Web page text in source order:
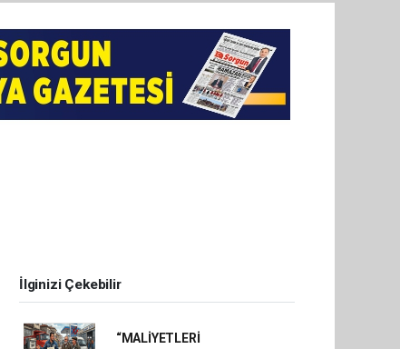
İlginizi Çekebilir
“MALİYETLERİ